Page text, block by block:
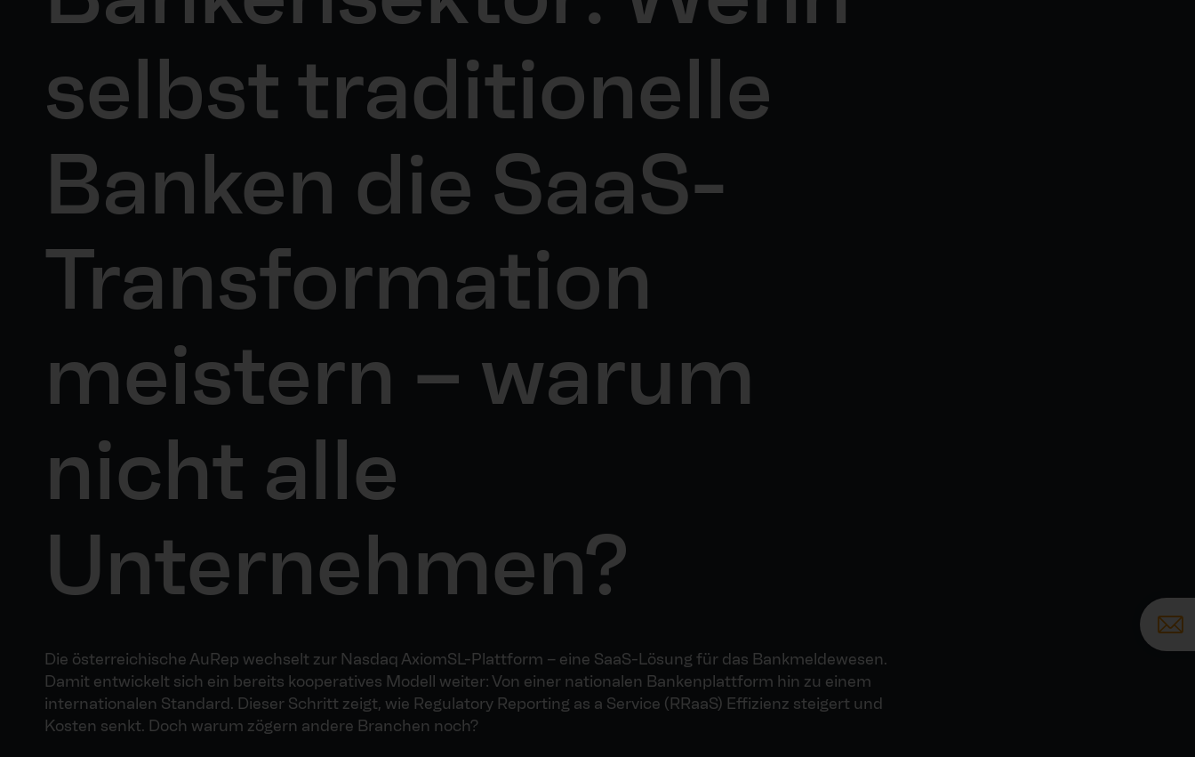
selbst traditionelle
Banken die SaaS-
Transformation
meistern – warum
nicht alle
Unternehmen?
Die österreichische AuRep wechselt zur Nasdaq AxiomSL-Plattform – eine SaaS-Lösung für das Bankmeldewesen.
Damit entwickelt sich ein bereits kooperatives Modell weiter: Von einer nationalen Bankenplattform hin zu einem
internationalen Standard. Dieser Schritt zeigt, wie Regulatory Reporting as a Service (RRaaS) Effizienz steigert und
Kosten senkt. Doch warum zögern andere Branchen noch?